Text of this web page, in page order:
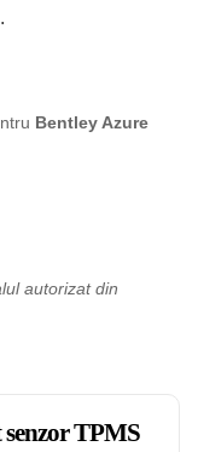
Bentley Azure
autorizat din
senzor TPMS